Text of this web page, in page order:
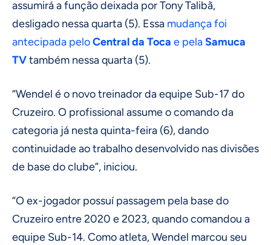
assumirá a função deixada por Tony Talibã,
desligado nessa quarta (5). Essa mudança foi
antecipada peloCentral da Toca e pelaSamuca
TVtambém nessa quarta (5).
“Wendel é o novo treinador da equipe Sub-17 do
Cruzeiro. O profissional assume o comando da
categoria já nesta quinta-feira (6), dando
continuidade ao trabalho desenvolvido nas divisões
de base do clube”, iniciou.
“O ex-jogador possuí passagem pela base do
Cruzeiro entre 2020 e 2023, quando comandou a
equipe Sub-14. Como atleta, Wendel marcou seu